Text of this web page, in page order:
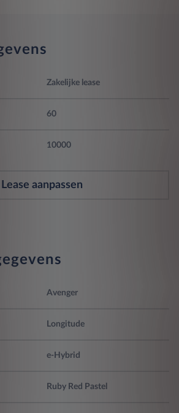
Zakelijke lease
60
10000
Lease aanpassen
Avenger
Longitude
e-Hybrid
Ruby Red Pastel